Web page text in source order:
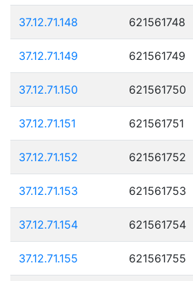
37.12.71.148 621561748
37.12.71.149 621561749
37.12.71.150 621561750
37.12.71.151 621561751
37.12.71.152 621561752
37.12.71.153 621561753
37.12.71.154 621561754
37.12.71.155 621561755